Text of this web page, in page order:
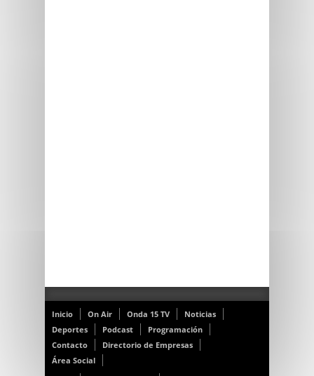
Inicio On Air Onda 15 TV
Noticias
Deportes
Podcast
Programación
Contacto
Directorio de Empresas
Área Social